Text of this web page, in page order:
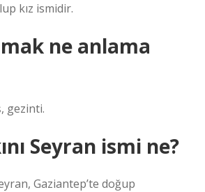
kız ismidir.
ne anlama
gezinti.
Seyran ismi ne?
Gaziantep’te doğup